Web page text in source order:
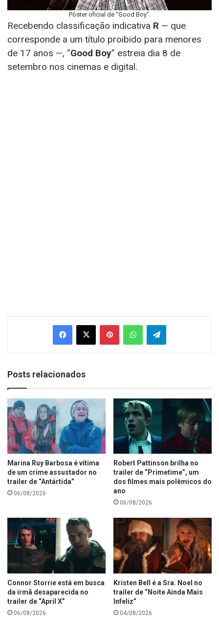
Pôster oficial de “Good Boy”.
Recebendo classificação indicativa R — que
corresponde a um título proibido para menores
de 17 anos —, “Good Boy” estreia dia 8 de
setembro nos cinemas e digital.
Facebook
X PinterestWhatsAppTelegram
Posts relacionados
Marina Ruy Barbosa é vítima
de um crime assustador no
trailer de “Antártida”
06/08/2026
Robert Pattinson brilha no
trailer de “Primetime”, um
dos filmes mais polêmicos do
ano
06/08/2026
Connor Storrie está em busca
da irmã desaparecida no
trailer de “April X”
06/08/2026
Kristen Bell é a Sra. Noel no
trailer de “Noite Ainda Mais
Infeliz”
04/08/2026